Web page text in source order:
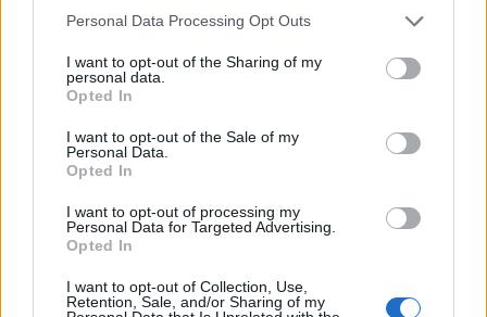
Please note that this website/app uses one or more Google
not limited to your visit or usage behaviour. You may click to
grant or deny consent to Google and its third-party tags to
use your data for below specified purposes in below Google
consent section.
Personal Data Processing Opt Outs
I want to opt-out of the Sharing of my
personal data.
Opted In
I want to opt-out of the Sale of my
Personal Data.
Opted In
I want to opt-out of processing my
Personal Data for Targeted Advertising.
Opted In
I want to opt-out of Collection, Use,
Retention, Sale, and/or Sharing of my
Zenélő Budapest 2019 nyarán is! –
Több száz ingyenes koncert Pest és
Buda legszebb helyein
Recorder.hu
(X) Kávéházi jazz, népzene, kortárs pop,
augusztus 18-áig összesen 16 helyszínen közel 600
ingyenes minikoncert vár a Zenélő Budapest